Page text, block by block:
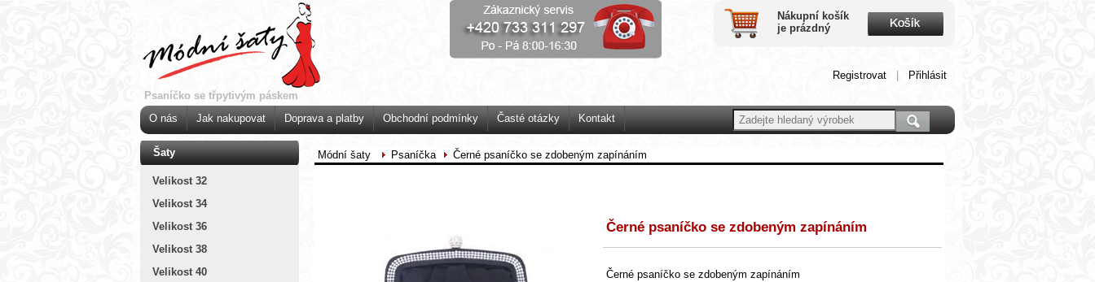
Psaníčko se třpytivým páskem
Nákupní košík
je prázdný
Registrovat Přihlásit
O nás Jak nakupovat Doprava a platby Obchodní podmínky Časté otázky Kontakt
Šaty
Velikost 32
Velikost 34
Velikost 36
Velikost 38
Velikost 40
Módní šaty Psaníčka Černé psaníčko se zdobeným zapínáním
Černé psaníčko se zdobeným zapínáním
Černé psaníčko se zdobeným zapínáním